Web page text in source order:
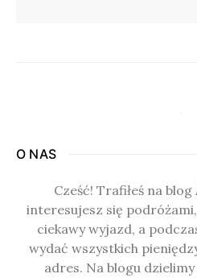
O NAS
Cześć! Trafiłeś na blog
interesujesz się
ciekawy wyjazd, a
wydać wszystkich
adres. Na blogu